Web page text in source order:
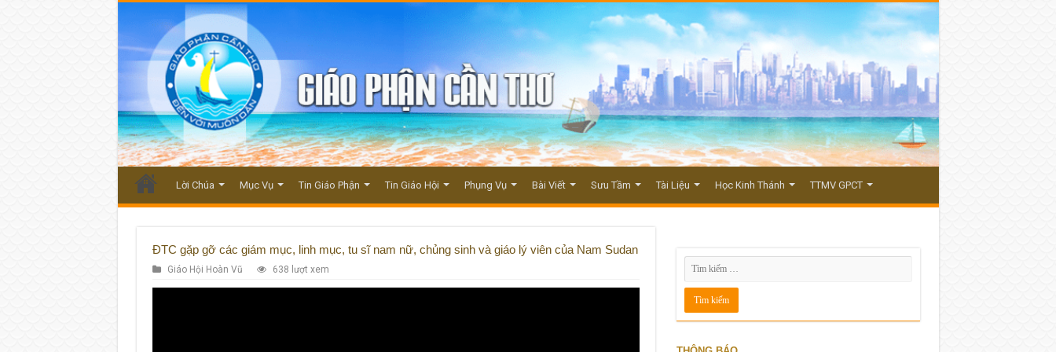
Lời Chúa Mục Vụ Tin Giáo Phận Tin Giáo Hội Phụng Vụ Bài Viết Sưu Tầm Tài Liệu Học Kinh Thánh TTMV GPCT
ĐTC gặp gỡ các giám mục, linh mục, tu sĩ nam nữ, chủng sinh và giáo lý viên của Nam Sudan
Giáo Hội Hoàn Vũ 638 lượt xem